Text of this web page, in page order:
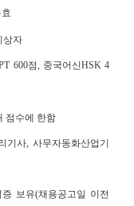
상자
600점, 중국어신HSK 4
점수에 한함
기사, 사무자동화산업기
보유(채용공고일 이전